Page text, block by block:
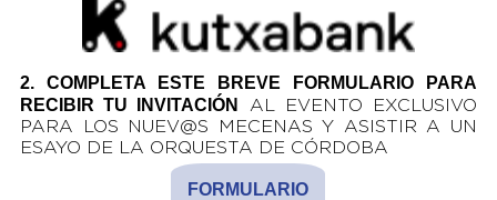
2. COMPLETA ESTE BREVE FORMULARIO PARA
RECIBIR TU INVITACIÓN
AL EVENTO EXCLUSIVO
PARA LOS NUEV@S MECENAS Y ASISTIR A UN
ESAYO DE LA ORQUESTA DE CÓRDOBA
FORMULARIO